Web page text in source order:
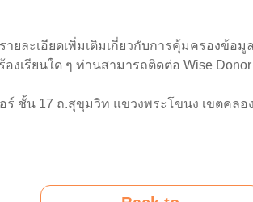
เอียดเพิ่มเติมเกี่ยวกับการคุ้มครองข้อมูล
เรียนใด ๆ ท่านสามารถติดต่อ Wise
น 17 ถ.สุขุมวิท แขวงพระโขนง เขตคลอง